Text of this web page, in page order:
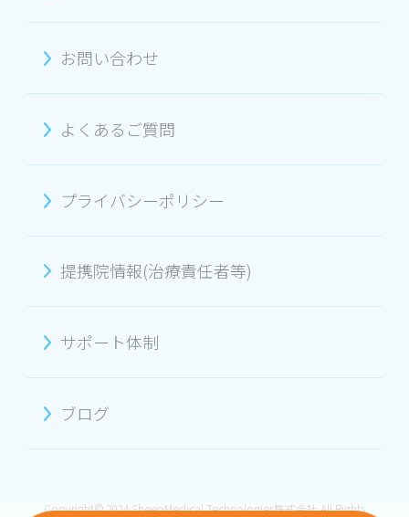
お問い合わせ
よくあるご質問
プライバシーポリシー
提携院情報(治療責任者等)
サポート体制
ブログ
Copyright© 2024 SheepMedical Technologies株式会社 All Rights